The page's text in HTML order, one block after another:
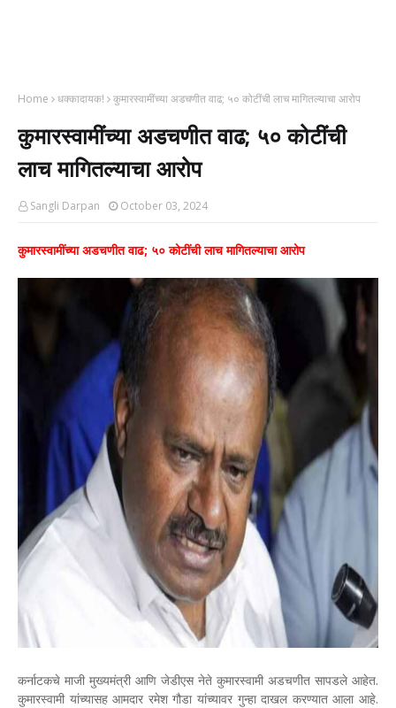
Home धक्कादायक! कुमारस्वामींच्या अडचणीत वाढ; ५० कोटींची लाच मागितल्याचा आरोप
कुमारस्वामींच्या अडचणीत वाढ; ५० कोटींची
लाच मागितल्याचा आरोप
Sangli Darpan October 03, 2024
कुमारस्वामींच्या अडचणीत वाढ; ५० कोटींची लाच मागितल्याचा आरोप
कर्नाटकचे माजी मुख्यमंत्री आणि जेडीएस नेते कुमारस्वामी अडचणीत सापडले आहेत.
कुमारस्वामी यांच्यासह आमदार रमेश गौडा यांच्यावर गुन्हा दाखल करण्यात आला आहे.